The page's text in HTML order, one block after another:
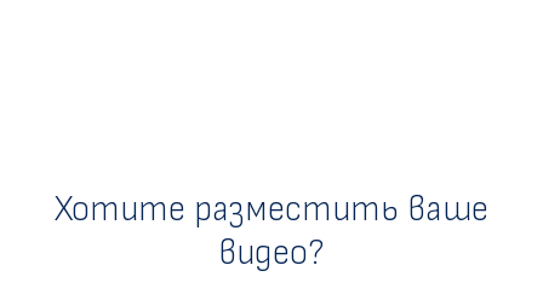
Хотите разместить ваше
видео?